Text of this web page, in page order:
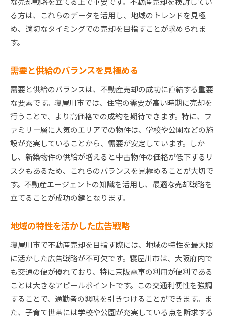
る方は、これらのデータを活用し、地域のトレンドを見極
め、適切なタイミングでの売却を目指すことが求められま
す。
需要と供給のバランスを見極める
需要と供給のバランスは、不動産売却の成功に直結する重要
な要素です。寝屋川市では、住宅の需要が高い時期に売却を
行うことで、より高価格での成約を期待できます。特に、フ
ァミリー層に人気のエリアでの物件は、学校や公園などの施
設が充実していることから、需要が安定しています。しか
し、新築物件の供給が増えると中古物件の価格が低下するリ
スクもあるため、これらのバランスを見極めることが大切で
す。不動産エージェントの知識を活用し、最適な売却戦略を
立てることが成功の鍵となります。
地域の特性を活かした広告戦略
寝屋川市で不動産売却を目指す際には、地域の特性を最大限
に活かした広告戦略が不可欠です。寝屋川市は、大阪府内で
も交通の便が優れており、特に京阪電車の利用が便利である
ことは大きなアピールポイントです。この交通利便性を強調
することで、通勤者の興味を引きつけることができます。ま
た、子育て世帯には学校や公園が充実している点を訴求する